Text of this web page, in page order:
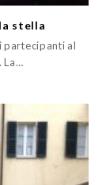
stella
partecipanti al
La…